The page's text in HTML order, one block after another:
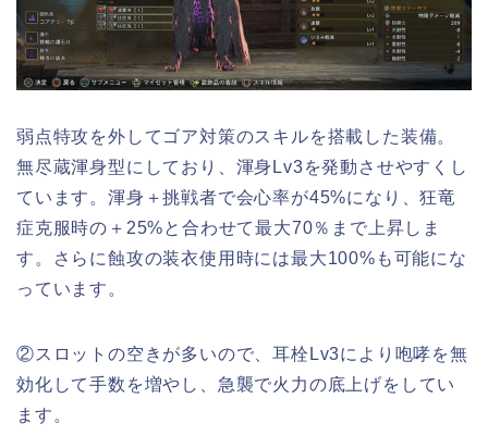
弱点特攻を外してゴア対策のスキルを搭載した装備。
無尽蔵渾身型にしており、渾身Lv3を発動させやすくし
ています。渾身＋挑戦者で会心率が45%になり、狂竜
症克服時の＋25%と合わせて最大70％まで上昇しま
す。さらに蝕攻の装衣使用時には最大100%も可能にな
っています。
②スロットの空きが多いので、耳栓Lv3により咆哮を無
効化して手数を増やし、急襲で火力の底上げをしてい
ます。